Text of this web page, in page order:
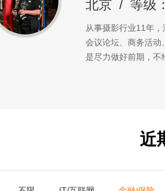
北京 / 等级
从事摄影行业11年
会议论坛、商务活动
是尽力做好前期，不
近